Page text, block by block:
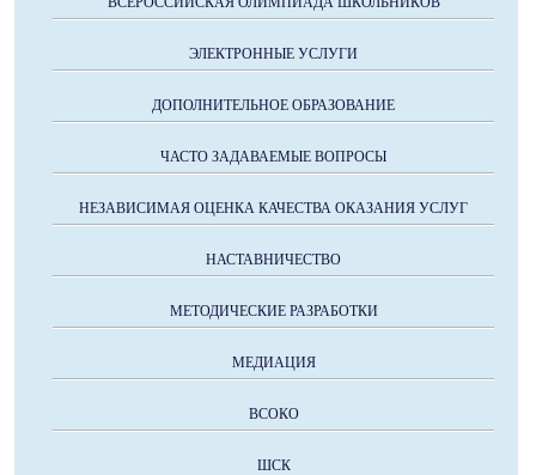
ЭЛЕКТРОННЫЕ УСЛУГИ
ДОПОЛНИТЕЛЬНОЕ ОБРАЗОВАНИЕ
ЧАСТО ЗАДАВАЕМЫЕ ВОПРОСЫ
НЕЗАВИСИМАЯ ОЦЕНКА КАЧЕСТВА ОКАЗАНИЯ УСЛУГ
НАСТАВНИЧЕСТВО
МЕТОДИЧЕСКИЕ РАЗРАБОТКИ
МЕДИАЦИЯ
ВСОКО
ШСК